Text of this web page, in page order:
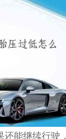
还能继续行驶